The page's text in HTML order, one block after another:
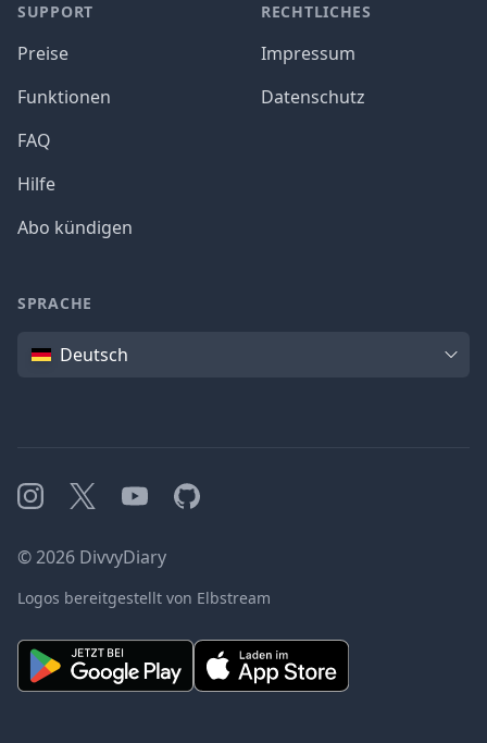
SUPPORT
Preise
Funktionen
FAQ
Hilfe
Abo kündigen
RECHTLICHES
Impressum
Datenschutz
SPRACHE
SpracheDeutsch
Instagram
X YouTubeGitHub
©2026 DivvyDiary
Logos bereitgestellt von Elbstream